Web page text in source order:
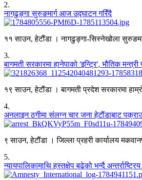
2.
नागढुङ्गा सुरुङमार्ग आज उद्घाटन गरिँदै
११ साउन, हेटौंडा । नागढुङ्गा-सिस्नेखोला
3.
बागमती सरकारमा हानेपाको 'इन्ट्रि', भौतिक मन्त्री
१९ साउन, हेटौंडा । बागमती प्रदेश सरकारमा
4.
अनलाइन ठगीमा संलग्न चार जना हेटौंडाबाट
९ साउन, हेटौंडा । जिल्ला प्रहरी कार्यालय
5.
न्यायपालिकामाथि हस्तक्षेप बढेको भन्दै